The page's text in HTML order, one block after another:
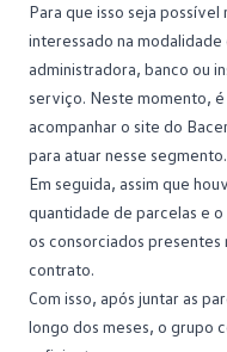
Para que isso seja
interessado na
administradora, banco ou
serviço. Neste momento,
acompanhar o site do
para atuar nesse segmento.
Em seguida, assim que
quantidade de parcelas e
os consorciados
contrato.
Com isso, após juntar as
longo dos meses, o grupo